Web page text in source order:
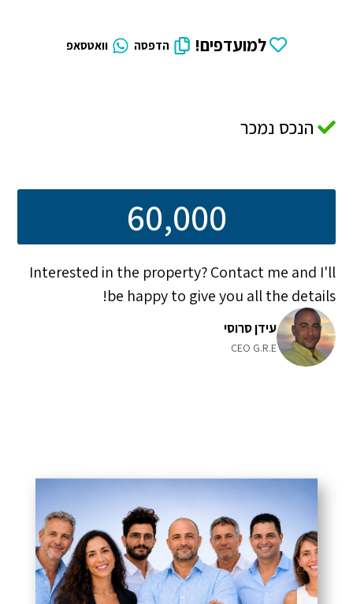
למועדפים! הדפסה וואטסאפ
הנכס נמכר
60,000
Interested in the property? Contact me and I'll
be happy to give you all the details!
עידן סרוסי
CEO G.R.E